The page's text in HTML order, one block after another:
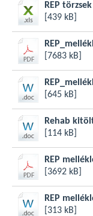
REP
[439 kB]
[7683 kB]
[645 kB]
Rehab
[114 kB]
REP
[3692 kB]
REP
[313 kB]